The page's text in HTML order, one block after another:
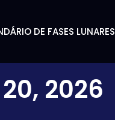
DE FASES LUNARES
20, 2026